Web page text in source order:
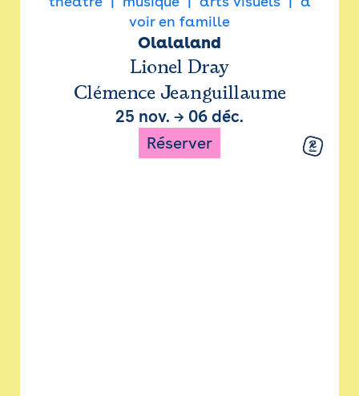
voir en famille
Olalaland
Lionel Dray
Clémence Jeanguillaume
25 nov. → 06 déc.
Réserver